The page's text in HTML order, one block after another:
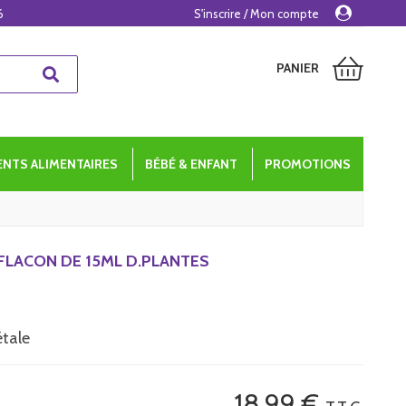
PANIER
ALIMENTAIRES BÉBÉ & ENFANT PROMOTIONS
DE 15ML D.PLANTES
S'inscrire / Mon compte